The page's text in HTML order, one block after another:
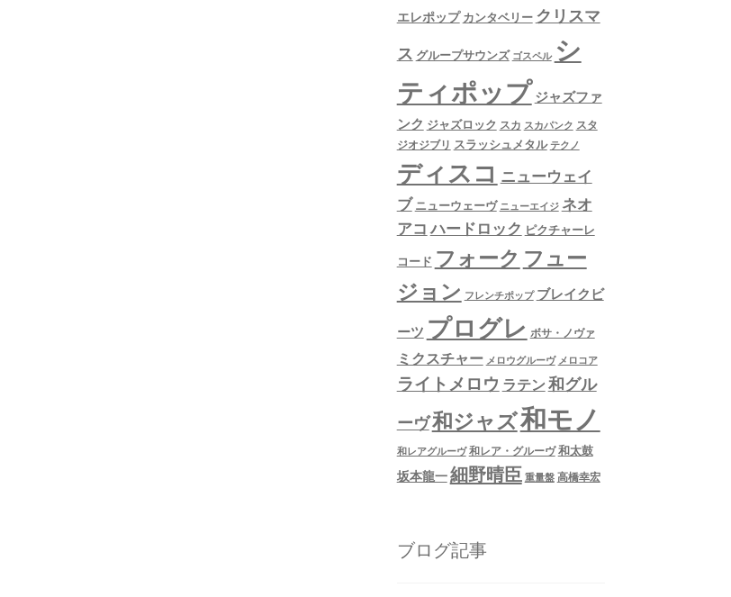
エレポップ カンタベリー クリスマ
ス グループサウンズ ゴスペル シ
ティポップ ジャズファ
ンク ジャズロック スカ スカパンク スタ
ジオジブリ スラッシュメタル テクノ
ディスコ ニューウェイ
ブ ニューウェーヴ ニューエイジ ネオ
アコ ハードロック ピクチャーレ
コード フォーク フュー
ジョン フレンチポップ ブレイクビ
ーツ プログレ ボサ・ノヴァ
ミクスチャー メロウグルーヴ メロコア
ライトメロウ ラテン 和グル
ーヴ和ジャズ和モノ
和レアグルーヴ 和レア・グルーヴ 和太鼓
坂本龍一細野晴臣 重量盤 高橋幸宏
ブログ記事